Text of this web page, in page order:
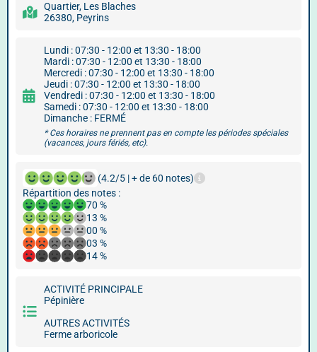
Quartier, Les Blaches
26380, Peyrins
Lundi : 07:30 - 12:00 et 13:30 - 18:00
Mardi : 07:30 - 12:00 et 13:30 - 18:00
Mercredi : 07:30 - 12:00 et 13:30 - 18:00
Jeudi : 07:30 - 12:00 et 13:30 - 18:00
Vendredi : 07:30 - 12:00 et 13:30 - 18:00
Samedi : 07:30 - 12:00 et 13:30 - 18:00
Dimanche : FERMÉ
* Ces horaires ne prennent pas en compte les périodes spéciales
(vacances, jours fériés, etc).
(4.2/5 | + de 60 notes)
Répartition des notes :
70 %
13 %
00 %
03 %
14 %
ACTIVITÉ PRINCIPALE
Pépinière
AUTRES ACTIVITÉS
Ferme arboricole